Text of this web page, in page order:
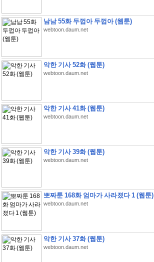
남남 55화 두껍아 두껍아 (웹툰)
webtoon.daum.net
악한 기사 52화 (웹툰)
webtoon.daum.net
악한 기사 41화 (웹툰)
webtoon.daum.net
악한 기사 39화 (웹툰)
webtoon.daum.net
뽀짜툰 168화 엄마가 사라졌다 1 (웹툰)
webtoon.daum.net
악한 기사 37화 (웹툰)
webtoon.daum.net